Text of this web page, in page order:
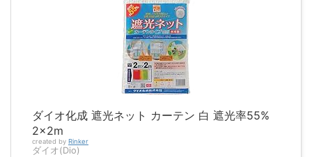
ダイオ化成 遮光ネット カーテン 白 遮光率55%
2×2m
created by Rinker
ダイオ(Dio)